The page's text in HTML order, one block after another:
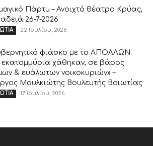
Πάρτυ – Ανοιχτό θέατρο Κρύας,
26-7-2026
22 Ιουλίου, 2026
φιάσκο με το ΑΠΟΛΛΩΝ.
εκατομμύρια χάθηκαν, σε βάρος
& ευάλωτων νοικοκυριών» –
Μουλκιώτης Βουλευτής Βοιωτίας
17 Ιουλίου, 2026